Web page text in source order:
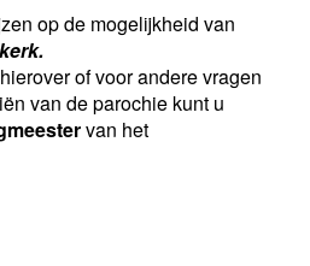
op de mogelijkheid van
of voor andere vragen
van de parochie kunt u
van het